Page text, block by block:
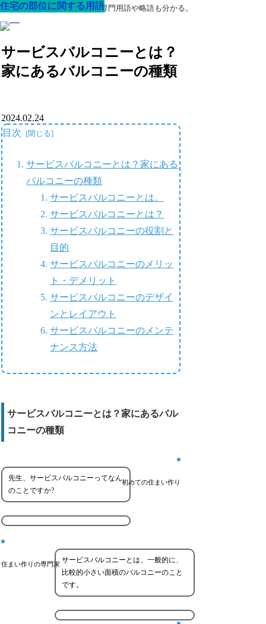
最高の家を作るための知識！専門用語や略語も分かる。
サービスバルコニーとは？
家にあるバルコニーの種類
住宅の部位に関する用語
2024.02.24
目次
サービスバルコニーとは？家にある
バルコニーの種類
サービスバルコニーとは。
サービスバルコニーとは？
サービスバルコニーの役割と
目的
サービスバルコニーのメリッ
ト・デメリット
サービスバルコニーのデザイ
ンとレイアウト
サービスバルコニーのメンテ
ナンス方法
サービスバルコニーとは？家にあるバル
コニーの種類
初めての住まい作り
先生、サービスバルコニーってなん
のことですか?
住まい作りの専門家 サービスバルコニーとは、一般的に、
比較的小さい面積のバルコニーのこと
です。
住宅の部位に関する用語
住宅の部位に関する用語
住宅の部位に関する用語
住宅の部位に関する用語
住宅の部位に関する用語
住宅の部位に関する用語